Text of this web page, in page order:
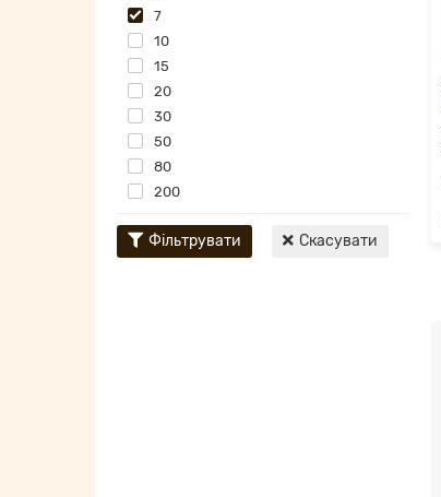
7
10
15
20
30
50
80
200
Фільтрувати Скасувати